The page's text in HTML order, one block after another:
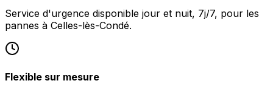
Service d'urgence disponible jour et nuit, 7j/7, pour les
pannes à Celles-lès-Condé.
Flexible sur mesure